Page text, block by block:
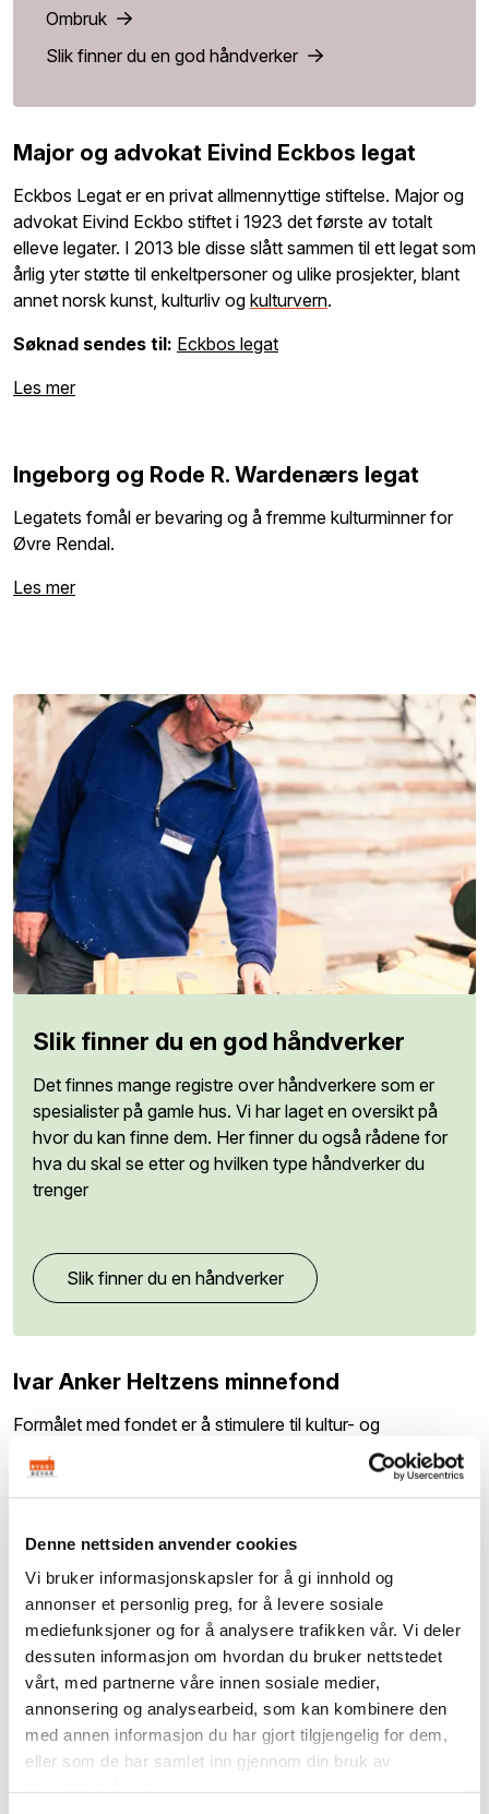
Denne nettsiden anvender cookies
Vi bruker informasjonskapsler for å gi innhold og
annonser et personlig preg, for å levere sosiale
mediefunksjoner og for å analysere trafikken vår. Vi deler
dessuten informasjon om hvordan du bruker nettstedet
vårt, med partnerne våre innen sosiale medier,
annonsering og analysearbeid, som kan kombinere den
med annen informasjon du har gjort tilgjengelig for dem,
eller som de har samlet inn gjennom din bruk av
Ombruk
Slik finner du en god håndverker
Major og advokat Eivind Eckbos legat
Eckbos Legat er en privat allmennyttige stiftelse. Major og
advokat Eivind Eckbo stiftet i 1923 det første av totalt
elleve legater. I 2013 ble disse slått sammen til ett legat som
årlig yter støtte til enkeltpersoner og ulike prosjekter, blant
annet norsk kunst, kulturliv og kulturvern.
Søknad sendes til: Eckbos legat
Les mer
Ingeborg og Rode R. Wardenærs legat
Legatets fomål er bevaring og å fremme kulturminner for
Øvre Rendal.
Les mer
Slik finner du en god håndverker
Det finnes mange registre over håndverkere som er
spesialister på gamle hus. Vi har laget en oversikt på
hvor du kan finne dem. Her finner du også rådene for
hva du skal se etter og hvilken type håndverker du
trenger
Slik finner du en håndverker
Ivar Anker Heltzens minnefond
Formålet med fondet er å stimulere til kultur- og
naturhistorisk arbeid og forskning med lokal tilknytning.
Dette skjer ved årlig utdeling av stipender og støtte til
prosjekter, forskning og annet arbeid som er interessant i
Satsningsområde:Åytestøtte til kulturelle tiltak på
Helgeland
Søknad sendes til: Rana historielag
Les mer
Tilskudd til spesielle miljøtiltak i jordbruket
(SMIL)